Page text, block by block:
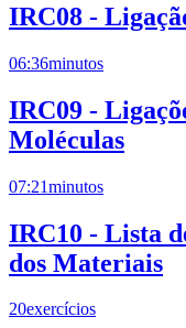
IRC08 -
06:36minutos
IRC09 -
Moléculas
07:21minutos
IRC10 - Lista
dos Materiais
20exercícios